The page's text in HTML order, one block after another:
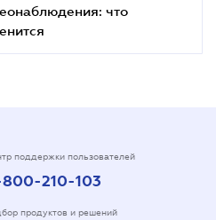
что
поддержки пользователей
210-103
продуктов и решений